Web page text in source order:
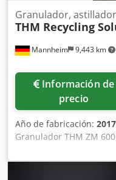
Mannheim 9,443 km
Granulador,
THM Recycling
Información de
precio
Año de fabricación: 2017
Granulador THM ZM
motor: 55 kW Longitud
rotor:
cuchillas de rotor y 3